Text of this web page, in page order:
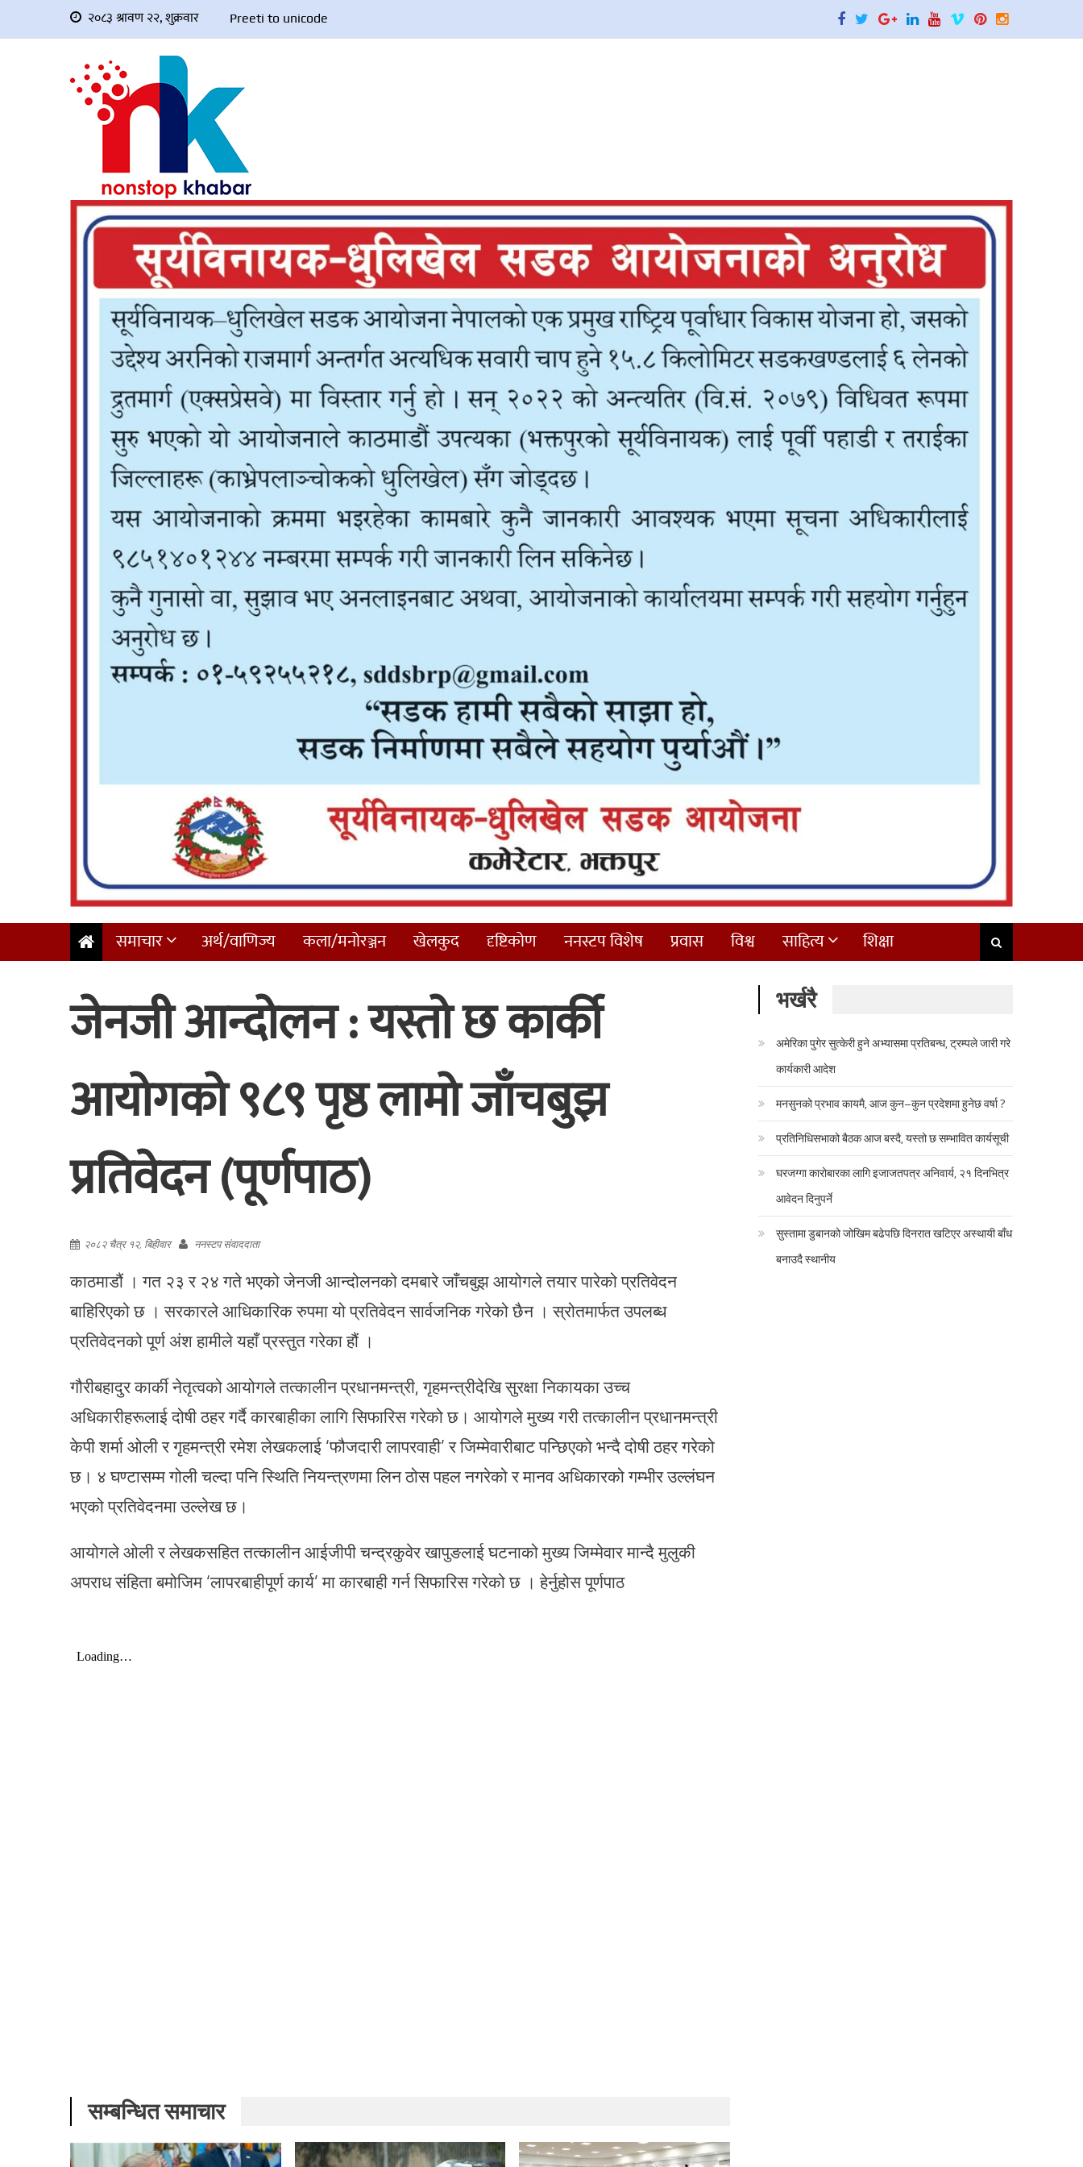
२०८३ श्रावण २२, शुक्रवार Preeti to unicode
समाचार अर्थ/वाणिज्य कला/मनोरञ्जन खेलकुद दृष्टिकोण ननस्टप विशेष प्रवास विश्व साहित्य शिक्षा
जेनजी आन्दोलन : यस्तो छ कार्की
आयोगको ९८९ पृष्ठ लामो जाँचबुझ
प्रतिवेदन (पूर्णपाठ)
२०८२ चैत्र १२, बिहीवार ननस्टप संवाददाता
काठमाडौं । गत २३ र २४ गते भएको जेनजी आन्दोलनको दमबारे जाँचबुझ आयोगले तयार पारेको प्रतिवेदन
बाहिरिएको छ । सरकारले आधिकारिक रुपमा यो प्रतिवेदन सार्वजनिक गरेको छैन । स्रोतमार्फत उपलब्ध
प्रतिवेदनको पूर्ण अंश हामीले यहाँ प्रस्तुत गरेका हौं ।
गौरीबहादुर कार्की नेतृत्वको आयोगले तत्कालीन प्रधानमन्त्री, गृहमन्त्रीदेखि सुरक्षा निकायका उच्च
अधिकारीहरूलाई दोषी ठहर गर्दै कारबाहीका लागि सिफारिस गरेको छ। आयोगले मुख्य गरी तत्कालीन प्रधानमन्त्री
केपी शर्मा ओली र गृहमन्त्री रमेश लेखकलाई ‘फौजदारी लापरवाही’ र जिम्मेवारीबाट पन्छिएको भन्दै दोषी ठहर गरेको
छ। ४ घण्टासम्म गोली चल्दा पनि स्थिति नियन्त्रणमा लिन ठोस पहल नगरेको र मानव अधिकारको गम्भीर उल्लंघन
भएको प्रतिवेदनमा उल्लेख छ।
आयोगले ओली र लेखकसहित तत्कालीन आईजीपी चन्द्रकुवेर खापुङलाई घटनाको मुख्य जिम्मेवार मान्दै मुलुकी
अपराध संहिता बमोजिम ‘लापरबाहीपूर्ण कार्य’ मा कारबाही गर्न सिफारिस गरेको छ । हेर्नुहोस पूर्णपाठ
सम्बन्धित समाचार
भर्खरै
अमेरिका पुगेर सुत्केरी हुने अभ्यासमा प्रतिबन्ध, ट्रम्पले जारी गरे
कार्यकारी आदेश
मनसुनको प्रभाव कायमै, आज कुन–कुन प्रदेशमा हुनेछ वर्षा ?
प्रतिनिधिसभाको बैठक आज बस्दै, यस्तो छ सम्भावित कार्यसूची
घरजग्गा कारोबारका लागि इजाजतपत्र अनिवार्य, २१ दिनभित्र
आवेदन दिनुपर्ने
सुस्तामा डुबानको जोखिम बढेपछि दिनरात खटिएर अस्थायी बाँध
बनाउदै स्थानीय